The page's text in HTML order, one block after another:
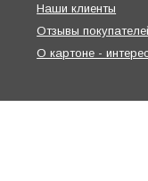
Наши клиенты
Отзывы
О картоне -